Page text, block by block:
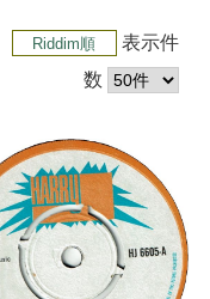
Riddim順
表示件
数